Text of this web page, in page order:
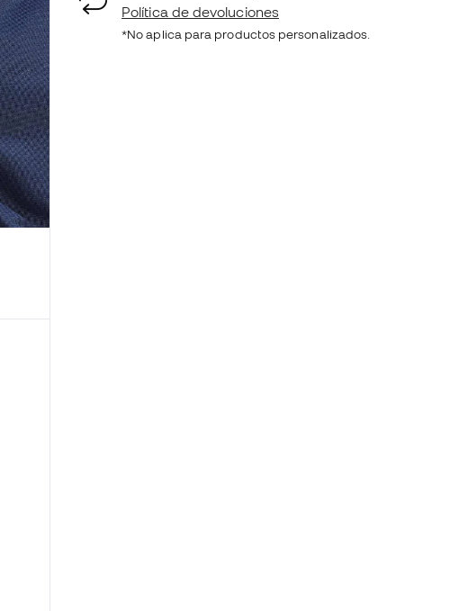
Política de devoluciones
*No aplica para productos personalizados.